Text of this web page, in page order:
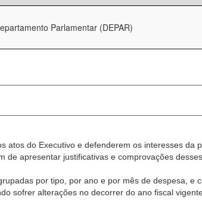
Parlamentar (DEPAR)
atos do Executivo e defenderem os interesses
apresentar justificativas e comprovações
por tipo, por ano e por mês de despesa,
sofrer alterações no decorrer do ano fiscal